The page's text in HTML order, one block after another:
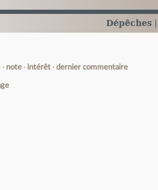
Dépêches
note intérêt dernier commentaire